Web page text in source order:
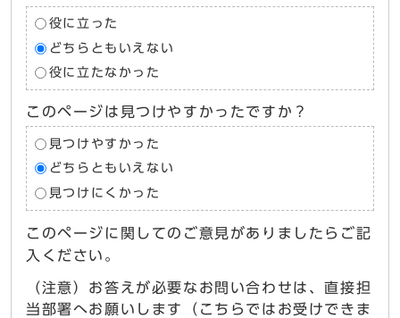
役に立った
どちらともいえない
役に立たなかった
このページは見つけやすかったですか？
見つけやすかった
どちらともいえない
見つけにくかった
このページに関してのご意見がありましたらご記
入ください。
（注意）お答えが必要なお問い合わせは、直接担
当部署へお願いします（こちらではお受けできま